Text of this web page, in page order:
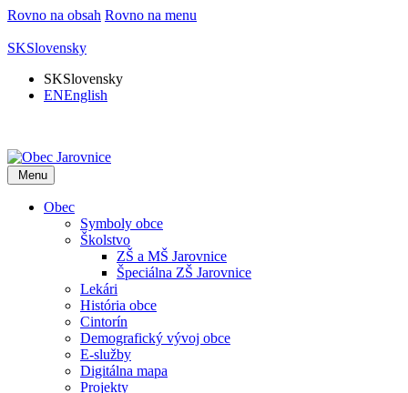
Rovno na obsah Rovno na menu
SKSlovensky
SKSlovensky
ENEnglish
Menu
Obec
Symboly obce
Školstvo
ZŠ a MŠ Jarovnice
Špeciálna ZŠ Jarovnice
Lekári
História obce
Cintorín
Demografický vývoj obce
E-služby
Digitálna mapa
Projekty